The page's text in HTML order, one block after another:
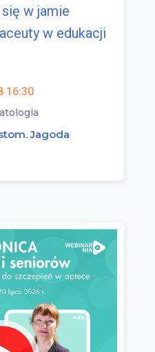
w jamie
w edukacji
16:30
Jagoda